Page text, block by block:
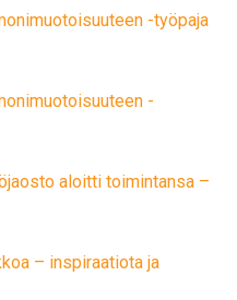
-työpaja
-
aloitti toimintansa –
– inspiraatiota ja